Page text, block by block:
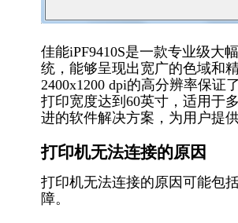
佳能iPF9410S是一款专业级大
统，能够呈现出宽广的色域和
2400x1200 dpi的高分辨率保证
打印宽度达到60英寸，适用于
进的软件解决方案，为用户提
打印机无法连接的原因
打印机无法连接的原因可能包
障。